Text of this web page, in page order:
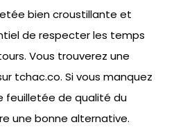
bien croustillante et
de respecter les temps
Vous trouverez une
tchac.co. Si vous manquez
feuilletée de qualité du
une bonne alternative.